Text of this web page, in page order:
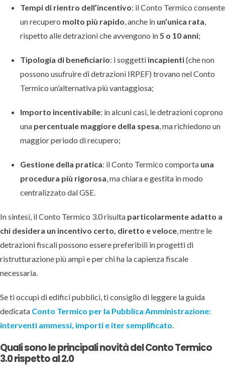
Tempi di rientro dell’incentivo: il Conto Termico consente
un recupero molto più rapido , anche in un’unica rata
rispetto alle detrazioni che avvengono in 5 o 10 anni;
Tipologia di beneficiario: i soggetti incapienti(che non
possono usufruire di detrazioni IRPEF) trovano nel Conto
Termico un’alternativa più vantaggiosa;
Importo incentivabile: in alcuni casi, le detrazioni coprono
una percentuale maggiore della spesa , ma richiedono un
maggior periodo di recupero;
Gestione della pratica: il Conto Termico comporta una
procedura più rigorosa , ma chiara e gestita in modo
centralizzato dal GSE.
In sintesi, il Conto Termico 3.0 risulta particolarmente adatto a
chi desidera un incentivo certo, diretto e veloce, mentre le
detrazioni fiscali possono essere preferibili in progetti di
ristrutturazione più ampi e per chi ha la capienza fiscale
necessaria.
Se ti occupi di edifici pubblici, ti consiglio di leggere la guida
dedicata Conto Termico per la Pubblica Amministrazione:
interventi ammessi, importi e iter semplificato
Quali sono le principali novità del Conto Termico
3.0 rispetto al 2.0